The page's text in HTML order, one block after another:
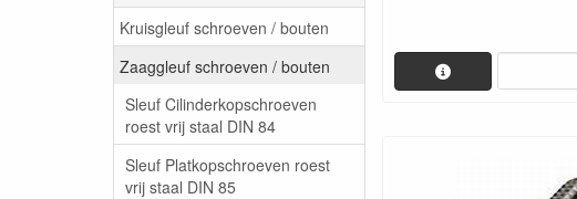
Kruisgleuf schroeven / bouten
Zaaggleuf schroeven / bouten
Sleuf Cilinderkopschroeven
roest vrij staal DIN 84
Sleuf Platkopschroeven roest
vrij staal DIN 85